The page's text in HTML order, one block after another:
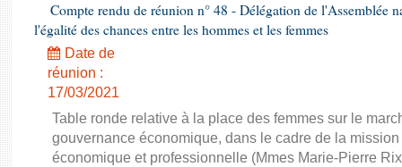
Compte rendu de réunion n° 48 - Délégation de l'Assemblée
l'égalité des chances entre les hommes et les femmes
Date de
réunion :
17/03/2021
Table ronde relative à la place des femmes sur le
gouvernance économique, dans le cadre de la
économique et professionnelle (Mmes Marie-Pierre